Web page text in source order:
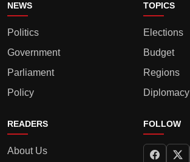
NEWS
Politics
Government
Parliament
Policy
TOPICS
Elections
Budget
Regions
Diplomacy
READERS
About Us
FOLLOW